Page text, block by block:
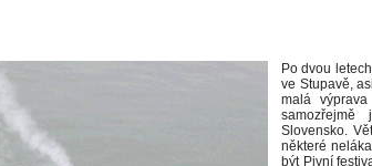
Po dvou
ve Stupavě,
malá
Slovensko.
některé
být Pivní